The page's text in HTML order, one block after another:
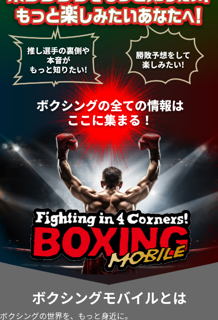
ボクシングモバイルとは
ボクシングの世界を、もっと身近に。